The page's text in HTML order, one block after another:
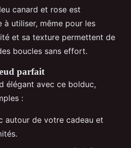
canard et rose est
utiliser, même pour les
et sa texture permettent de
boucles sans effort.
parfait
élégant avec ce bolduc,
:
autour de votre cadeau et